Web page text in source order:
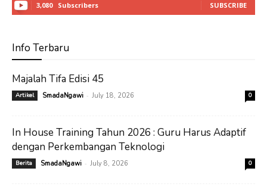
3,080 Subscribers SUBSCRIBE
Info Terbaru
Majalah Tifa Edisi 45
Artikel SmadaNgawi - July 18, 2026 0
In House Training Tahun 2026 : Guru Harus Adaptif
dengan Perkembangan Teknologi
Berita SmadaNgawi - July 8, 2026 0